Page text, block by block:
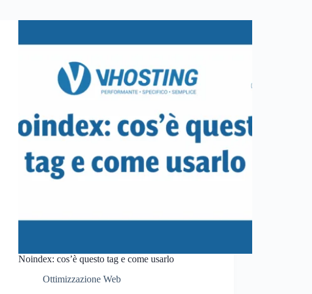
Noindex: cos’è questo tag e come usarlo
Ottimizzazione Web